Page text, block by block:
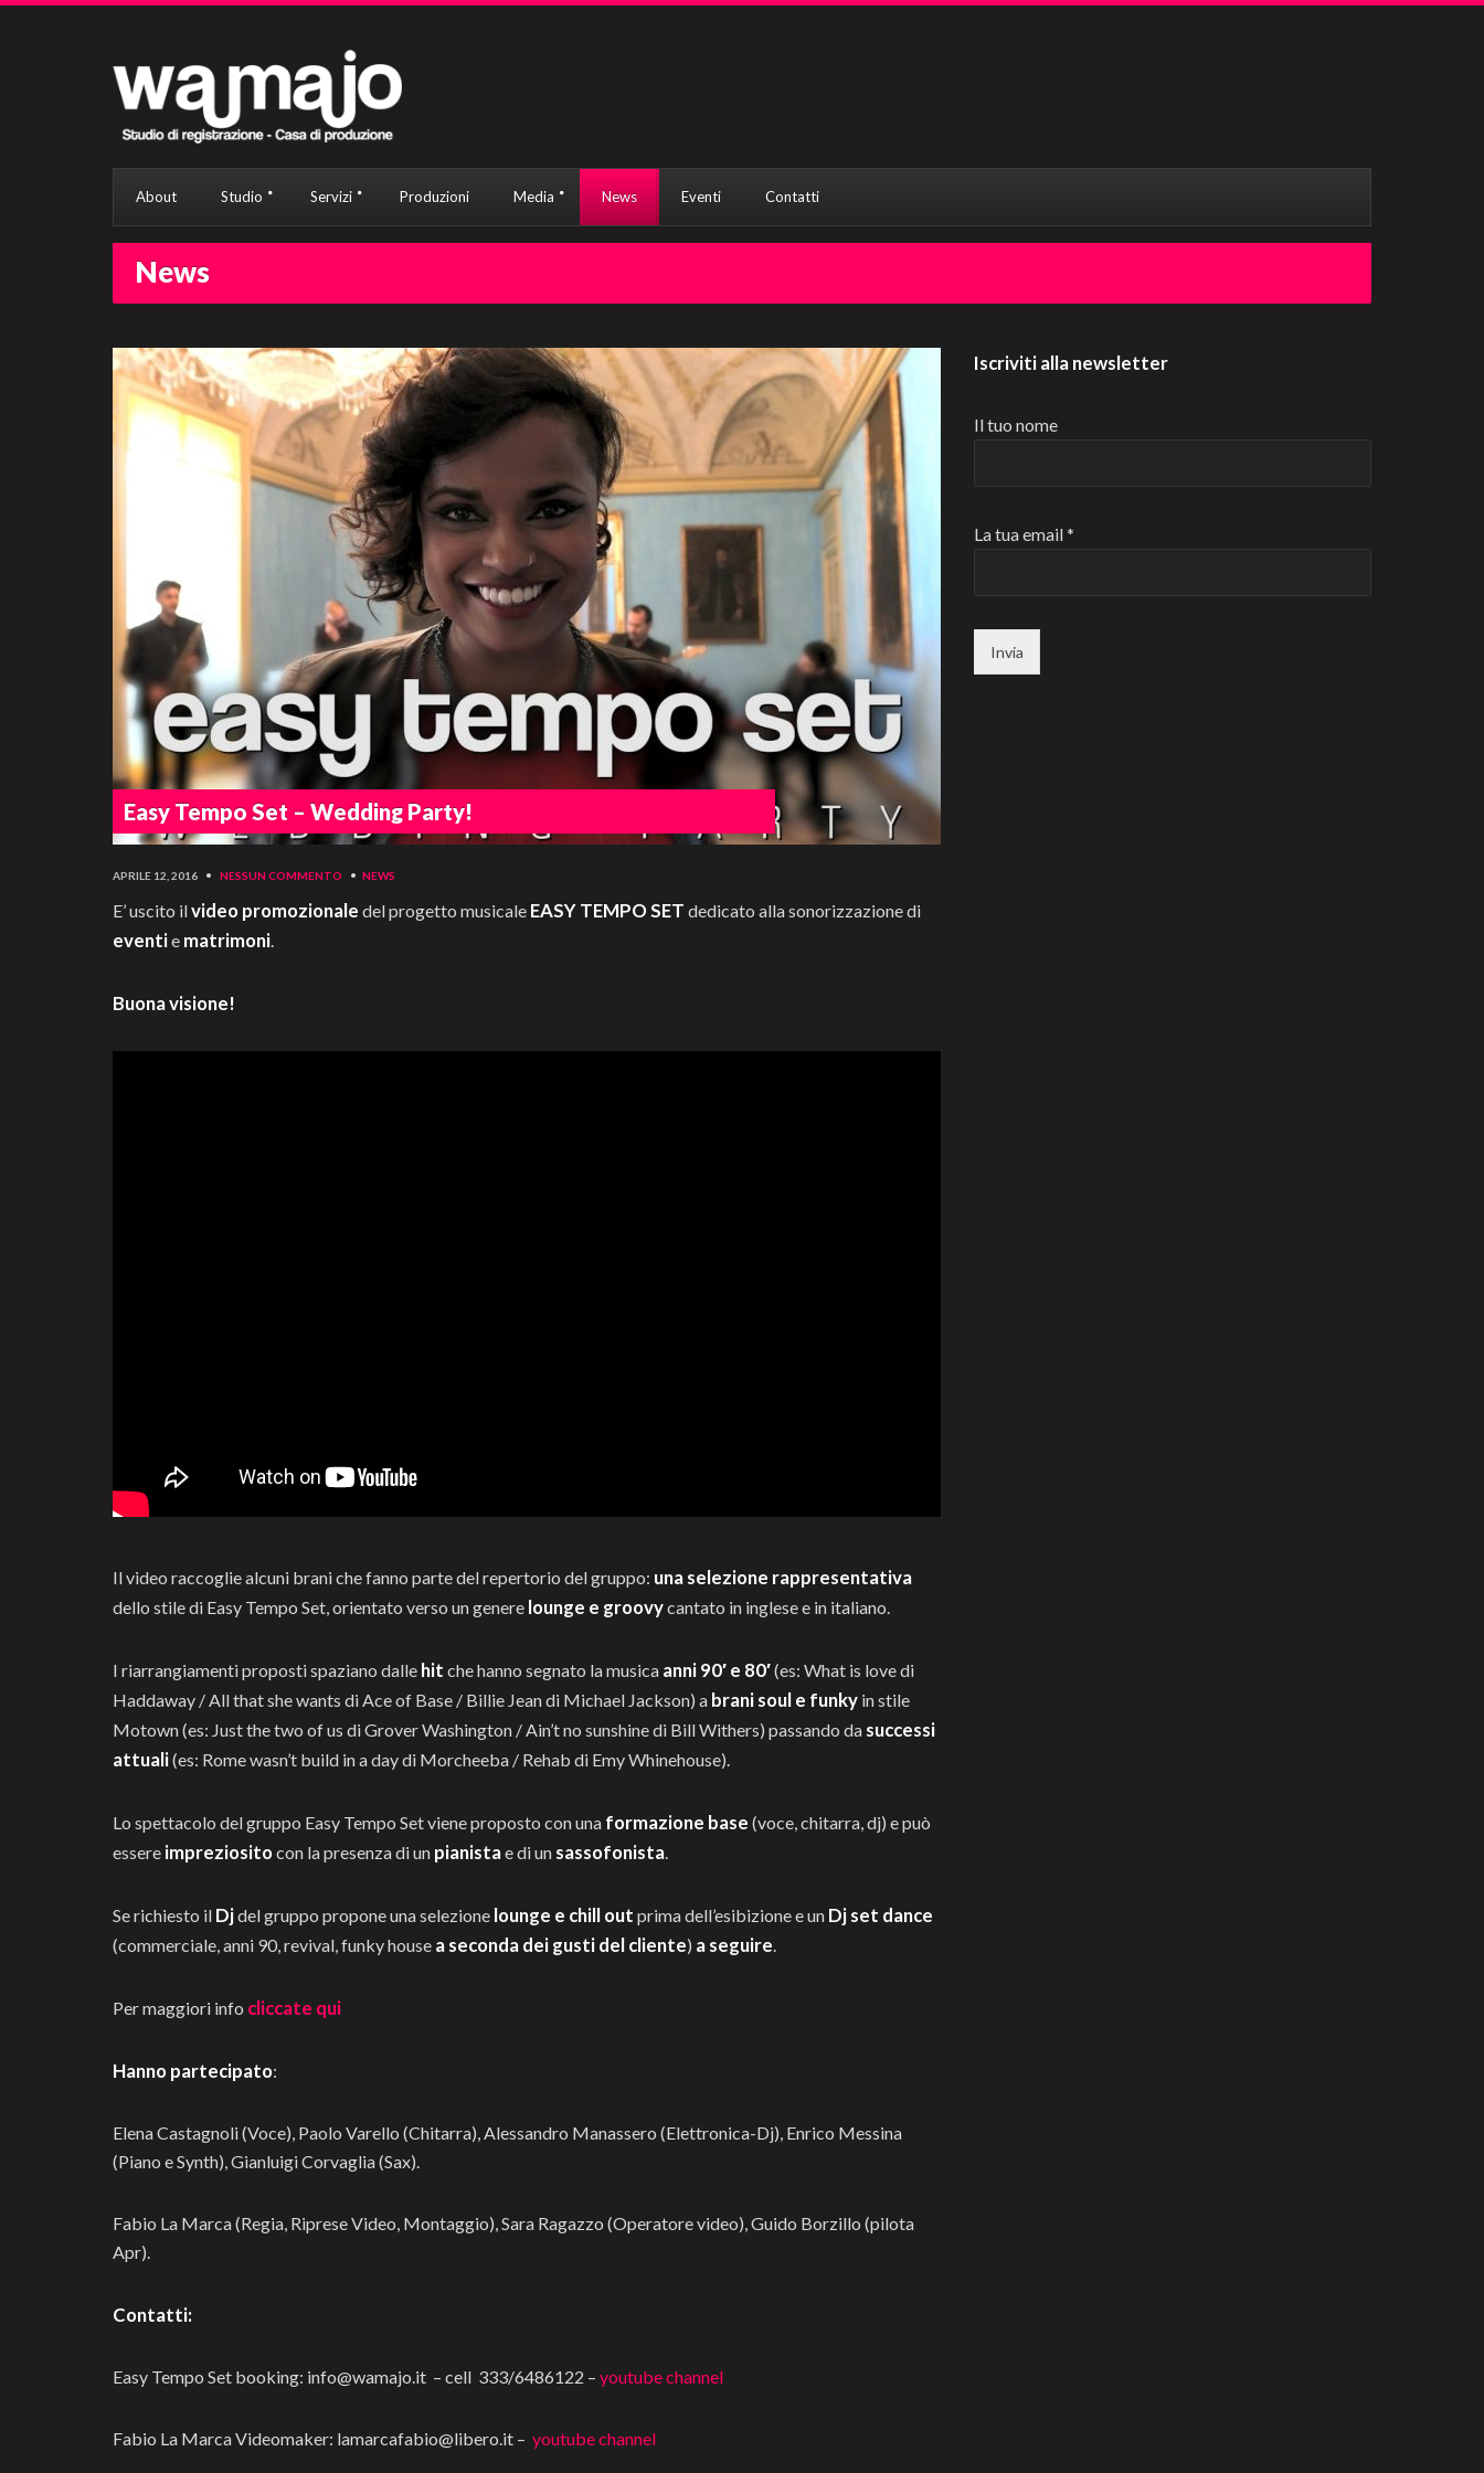
About Studio Servizi Produzioni Media News Eventi Contatti
News
Easy Tempo Set – Wedding Party!
APRILE 12, 2016 • NESSUN COMMENTO • NEWS
E’ uscito ilvideo promozionale del progetto musicale EASY TEMPO SET dedicato alla sonorizzazione di
eventie matrimoni.
Buona visione!
Il video raccoglie alcuni brani che fanno parte del repertorio del gruppo: una selezione rappresentativa
dello stile di Easy Tempo Set, orientato verso un genere lounge e groovycantato in inglese e in italiano.
I riarrangiamenti proposti spaziano dalle hit che hanno segnato la musica anni 90′ e 80′(es: What is love di
Haddaway / All that she wants di Ace of Base / Billie Jean di Michael Jackson) a brani soul e funky in stile
Motown (es: Just the two of us di Grover Washington / Ain’t no sunshine di Bill Withers) passando da successi
attuali(es: Rome wasn’t build in a day di Morcheeba / Rehab di Emy Whinehouse).
Lo spettacolo del gruppo Easy Tempo Set viene proposto con una formazione base (voce, chitarra, dj) e può
essere impreziositocon la presenza di un pianistae di un sassofonista.
Se richiesto il Djdel gruppo propone una selezione lounge e chill out prima dell’esibizione e un Dj set dance
(commerciale, anni 90, revival, funky house a seconda dei gusti del cliente) a seguire.
Per maggiori info cliccate qui
Hanno partecipato:
Elena Castagnoli (Voce), Paolo Varello (Chitarra), Alessandro Manassero (Elettronica-Dj), Enrico Messina
(Piano e Synth), Gianluigi Corvaglia (Sax).
Fabio La Marca (Regia, Riprese Video, Montaggio), Sara Ragazzo (Operatore video), Guido Borzillo (pilota
Apr).
Contatti:
Easy Tempo Set booking: info@wamajo.it – cell 333/6486122 – youtube channel
Fabio La Marca Videomaker: lamarcafabio@libero.it – youtube channel
Iscriviti alla newsletter
Il tuo nome
La tua email *